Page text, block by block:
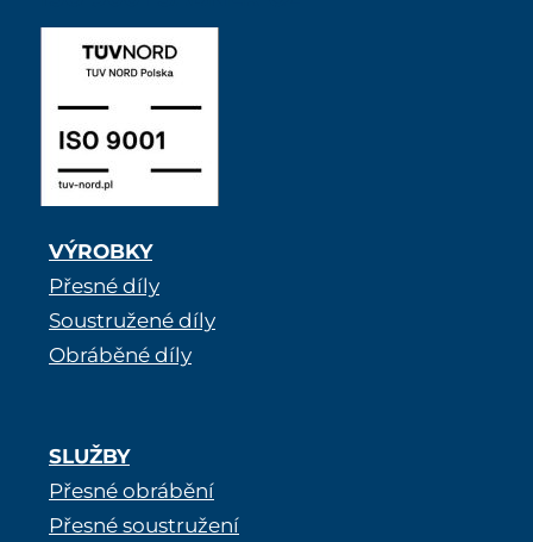
VÝROBKY
Přesné díly
Soustružené díly
Obráběné díly
SLUŽBY
Přesné obrábění
Přesné soustružení